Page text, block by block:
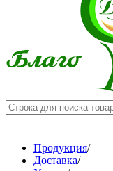
Продукция/
Доставка/